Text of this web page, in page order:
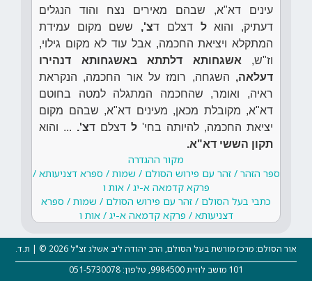
עינים דא"א, שבהם מאירים נצח והוד הנגלים
דעתיק, והואל דצלם דצ', ששם מקום עמידת
המתקלא ויציאת החכמה, אבל עוד לא מקום גילוי,
וז"ש, אשגחותא דלתתא באשגחותא דנהירו
דעלאה, השגחה, רומז על אור החכמה, הנקראת
ראיה, ואומר, שהחכמה המתגלה למטה בחוטם
דא"א, מקובלת מכאן, מעינים דא"א, שבהם מקום
יציאת החכמה, להיותה בחי' ל דצלם דצ'. ... והוא
תקון הששי דא"א.
מקור ההגדרה
ספר הזהר / זהר עם פירוש הסולם / שמות / ספרא דצניעותא /
פרקא קדמאה א-יג / אות ו
כתבי בעל הסולם / זהר עם פירוש הסולם / שמות / ספרא
דצניעותא / פרקא קדמאה א-יג / אות ו
אור הסולם: מרכז מורשת בעל הסולם, הרב יהודה ליב אשלג זצ"ל 2026 © | ת.ד.
101 מושב לוזית 9984500, טלפון: 051-5730078